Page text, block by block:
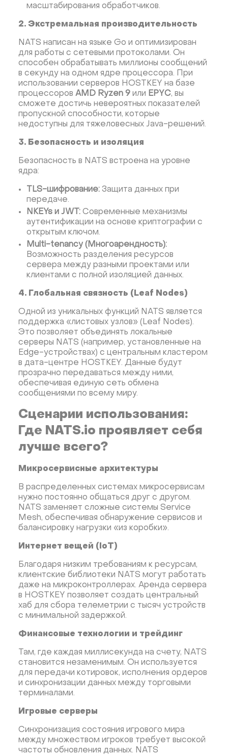
масштабирования обработчиков.
2. Экстремальная производительность
NATS написан на языке Go и оптимизирован
для работы с сетевыми протоколами. Он
способен обрабатывать миллионы сообщений
в секунду на одном ядре процессора. При
использовании серверов HOSTKEY на базе
процессоров AMD Ryzen 9 или EPYC, вы
сможете достичь невероятных показателей
пропускной способности, которые
недоступны для тяжеловесных Java-решений.
3. Безопасность и изоляция
Безопасность в NATS встроена на уровне
ядра:
TLS-шифрование: Защита данных при
передаче.
NKEYs и JWT: Современные механизмы
аутентификации на основе криптографии с
открытым ключом.
Multi-tenancy (Многоарендность):
Возможность разделения ресурсов
сервера между разными проектами или
клиентами с полной изоляцией данных.
4. Глобальная связность (Leaf Nodes)
Одной из уникальных функций NATS является
поддержка «листовых узлов» (Leaf Nodes).
Это позволяет объединять локальные
серверы NATS (например, установленные на
Edge-устройствах) с центральным кластером
в дата-центре HOSTKEY. Данные будут
прозрачно передаваться между ними,
обеспечивая единую сеть обмена
сообщениями по всему миру.
Сценарии использования:
Где NATS.io проявляет себя
лучше всего?
Микросервисные архитектуры
В распределенных системах микросервисам
нужно постоянно общаться друг с другом.
NATS заменяет сложные системы Service
Mesh, обеспечивая обнаружение сервисов и
балансировку нагрузки «из коробки».
Интернет вещей (IoT)
Благодаря низким требованиям к ресурсам,
клиентские библиотеки NATS могут работать
даже на микроконтроллерах. Аренда сервера
в HOSTKEY позволяет создать центральный
хаб для сбора телеметрии с тысяч устройств
с минимальной задержкой.
Финансовые технологии и трейдинг
Там, где каждая миллисекунда на счету, NATS
становится незаменимым. Он используется
для передачи котировок, исполнения ордеров
и синхронизации данных между торговыми
терминалами.
Игровые серверы
Синхронизация состояния игрового мира
между множеством игроков требует высокой
частоты обновления данных. NATS